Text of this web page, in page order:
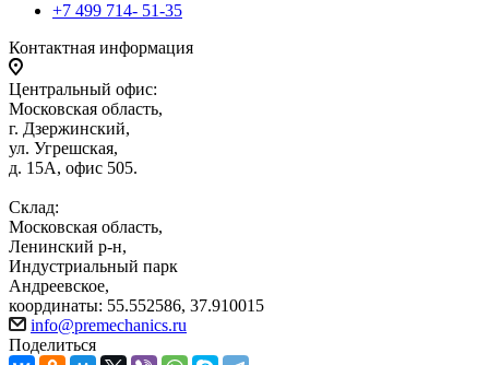
+7 499 714- 51-35
Контактная информация
Центральный офис:
Московская область,
г. Дзержинский,
ул. Угрешская,
д. 15А, офис 505.
Склад:
Московская область,
Ленинский р-н,
Индустриальный парк
Андреевское,
координаты: 55.552586, 37.910015
info@premechanics.ru
Поделиться